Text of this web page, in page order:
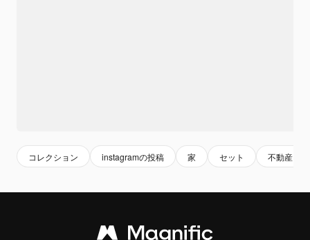
コレクション instagramの投稿 家 セット 不動産